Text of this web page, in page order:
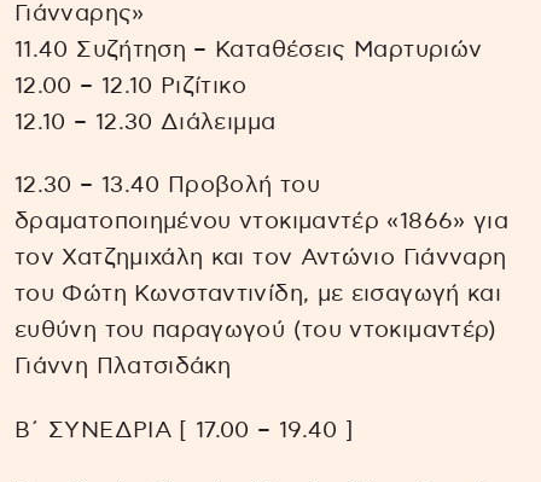
Γιάνναρης»
11.40 Συζήτηση – Καταθέσεις Μαρτυριών
12.00 – 12.10 Ριζίτικο
12.10 – 12.30 Διάλειμμα
12.30 – 13.40 Προβολή του
δραματοποιημένου ντοκιμαντέρ «1866» για
τον Χατζημιχάλη και τον Αντώνιο Γιάνναρη
του Φώτη Κωνσταντινίδη, με εισαγωγή και
ευθύνη του παραγωγού (του ντοκιμαντέρ)
Γιάννη Πλατσιδάκη
Β΄ ΣΥΝΕΔΡΙΑ [ 17.00 – 19.40 ]